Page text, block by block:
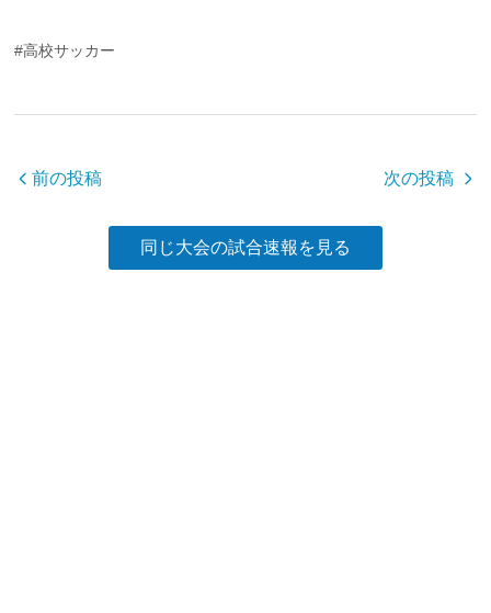
c
e
b
o
#高校サッカー
前の投稿 次の投稿
同じ大会の試合速報を見る